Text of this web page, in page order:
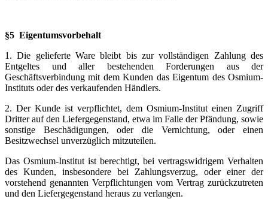
§5 Eigentumsvorbehalt
1. Die gelieferte Ware bleibt bis zur vollständigen Zahlung des
Entgeltes und aller bestehenden Forderungen aus der
Geschäftsverbindung mit dem Kunden das Eigentum des Osmium-
Instituts oder des verkaufenden Händlers.
2. Der Kunde ist verpflichtet, dem Osmium-Institut einen Zugriff
Dritter auf den Liefergegenstand, etwa im Falle der Pfändung, sowie
sonstige Beschädigungen, oder die Vernichtung, oder einen
Besitzwechsel unverzüglich mitzuteilen.
Das Osmium-Institut ist berechtigt, bei vertragswidrigem Verhalten
des Kunden, insbesondere bei Zahlungsverzug, oder einer der
vorstehend genannten Verpflichtungen vom Vertrag zurückzutreten
und den Liefergegenstand heraus zu verlangen.